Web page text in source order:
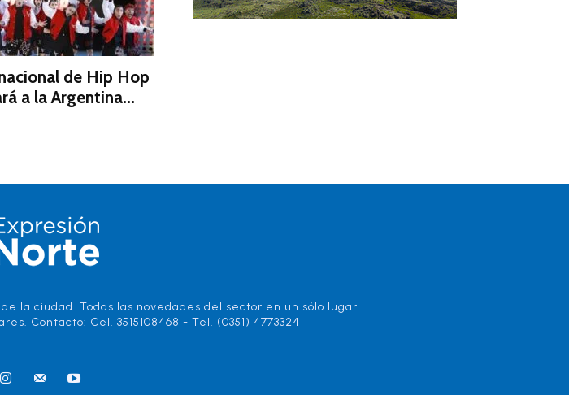
de Hip Hop
a la Argentina...
la ciudad. Todas las novedades del sector en un sólo lugar.
Contacto: Cel. 3515108468 - Tel. (0351) 4773324